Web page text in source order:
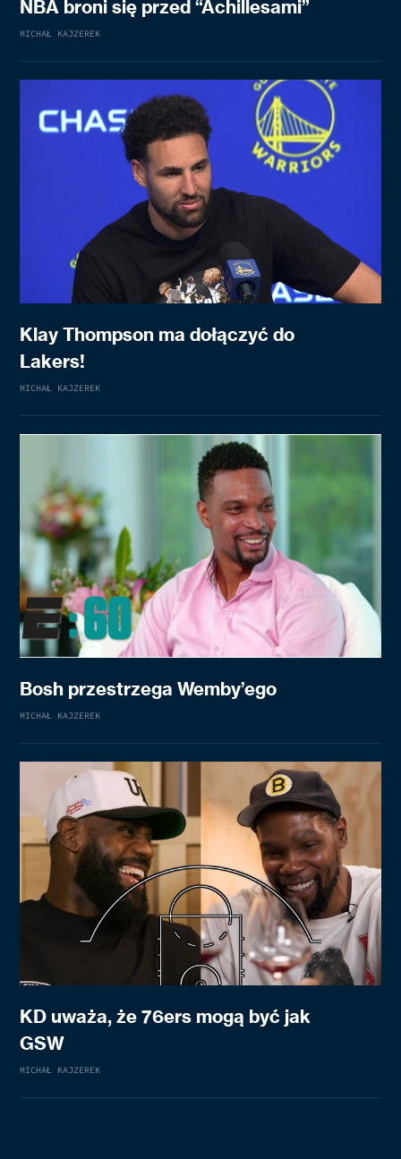
NBA broni się przed “Achillesami”
MICHAŁ KAJZEREK
Klay Thompson ma dołączyć do
Lakers!
MICHAŁ KAJZEREK
Bosh przestrzega Wemby’ego
MICHAŁ KAJZEREK
KD uważa, że 76ers mogą być jak
GSW
MICHAŁ KAJZEREK